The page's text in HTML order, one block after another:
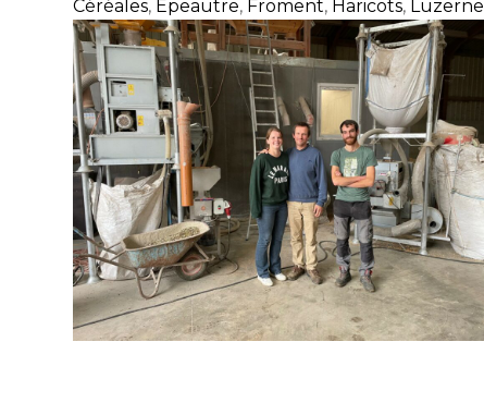
Céréales, Épeautre, Froment, Haricots, Luzerne